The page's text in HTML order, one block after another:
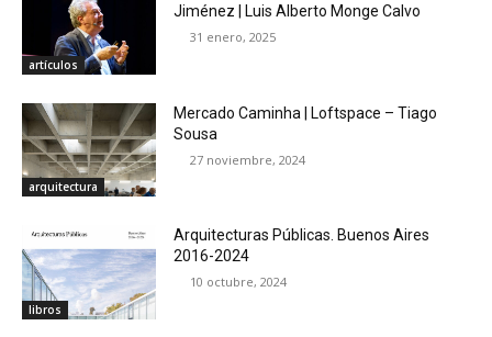
artículos
Jiménez | Luis Alberto Monge Calvo
31 enero, 2025
arquitectura
Mercado Caminha | Loftspace – Tiago
Sousa
27 noviembre, 2024
libros
Arquitecturas Públicas. Buenos Aires
2016-2024
10 octubre, 2024